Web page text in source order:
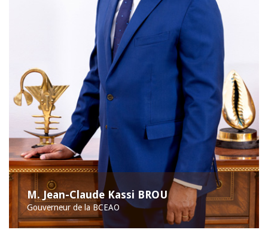
M. Jean-Claude Kassi BROU
Gouverneur de la BCEAO